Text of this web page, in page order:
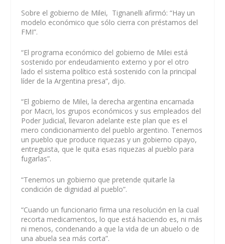
Sobre el gobierno de Milei, Tignanelli afirmó: “Hay un
modelo económico que sólo cierra con préstamos del
FMI”.
“El programa económico del gobierno de Milei está
sostenido por endeudamiento externo y por el otro
lado el sistema político está sostenido con la principal
líder de la Argentina presa”, dijo.
“El gobierno de Milei, la derecha argentina encarnada
por Macri, los grupos económicos y sus empleados del
Poder Judicial, llevaron adelante este plan que es el
mero condicionamiento del pueblo argentino. Tenemos
un pueblo que produce riquezas y un gobierno cipayo,
entreguista, que le quita esas riquezas al pueblo para
fugarlas”.
“Tenemos un gobierno que pretende quitarle la
condición de dignidad al pueblo”.
“Cuando un funcionario firma una resolución en la cual
recorta medicamentos, lo que está haciendo es, ni más
ni menos, condenando a que la vida de un abuelo o de
una abuela sea más corta”.